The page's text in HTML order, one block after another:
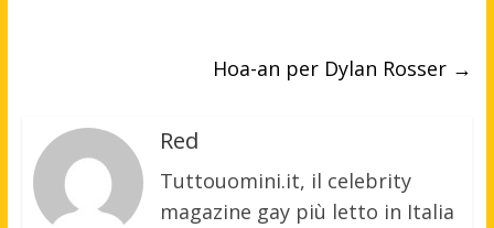
Hoa-an per Dylan Rosser →
Red
Tuttouomini.it, il celebrity
magazine gay più letto in Italia